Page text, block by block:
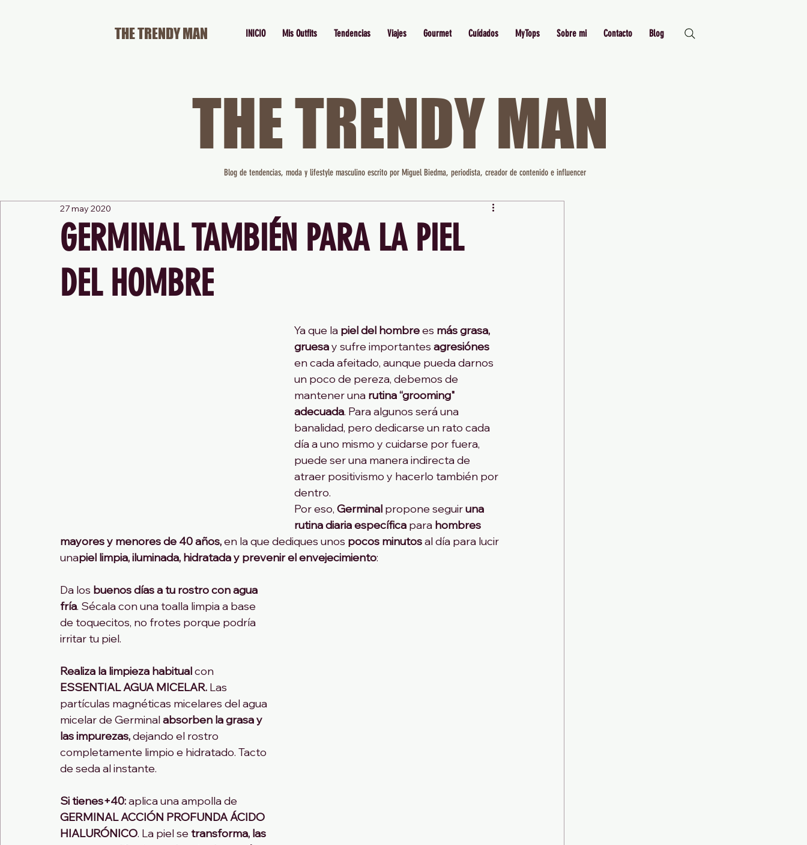
INICIO Mis Outfits Tendencias Viajes Gourmet Cuídados MyTops Sobre mi Contacto Blog
THE TRENDY MAN
GERMINAL TAMBIÉN PARA LA PIEL
DEL HOMBRE
27 may 2020
Ya que la piel del hombre es más grasa,
gruesa y sufre importantes agresiónes
en cada afeitado, aunque pueda darnos
un poco de pereza, debemos de
mantener una rutina “grooming"
adecuada. Para algunos será una
banalidad, pero dedicarse un rato cada
día a uno mismo y cuidarse por fuera,
puede ser una manera indirecta de
atraer positivismo y hacerlo también por
dentro.
Por eso, Germinal propone seguir una
rutina diaria específica para hombres
mayores y menores de 40 años, en la que dediques unos pocos minutosal día para lucir
unapiel limpia, iluminada, hidratada y prevenir el envejecimiento:
Da los buenos días a tu rostro con agua
fría. Sécala con una toalla limpia a base
de toquecitos, no frotes porque podría
irritar tu piel.
Realiza la limpieza habitual con
ESSENTIAL AGUA MICELAR. Las
partículas magnéticas micelares del agua
micelar de Germinal absorben la grasa y
las impurezas, dejando el rostro
completamente limpio e hidratado. Tacto
de seda al instante.
Si tienes+40: aplica una ampolla de
GERMINAL ACCIÓN PROFUNDA ÁCIDO
HIALURÓNICO. La piel se transforma, las
Blog de tendencias, moda y lifestyle masculino escrito por Miguel Biedma, periodista, creador de contenido e influencer
THE TRENDY MAN